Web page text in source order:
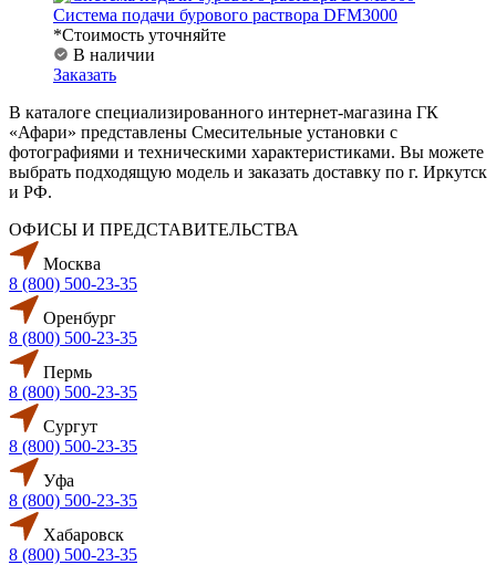
Система подачи бурового раствора DFM3000
*Стоимость уточняйте
В наличии
Заказать
В каталоге специализированного интернет-магазина ГК
«Афари» представлены Смесительные установки с
фотографиями и техническими характеристиками. Вы можете
выбрать подходящую модель и заказать доставку по г. Иркутск
и РФ.
ОФИСЫ И ПРЕДСТАВИТЕЛЬСТВА
Москва
8 (800) 500-23-35
Оренбург
8 (800) 500-23-35
Пермь
8 (800) 500-23-35
Сургут
8 (800) 500-23-35
Уфа
8 (800) 500-23-35
Хабаровск
8 (800) 500-23-35